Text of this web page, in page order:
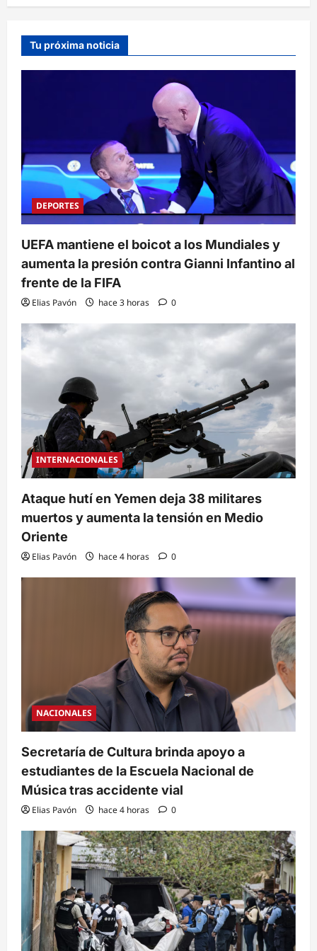
Tu próxima noticia
DEPORTES
UEFA mantiene el boicot a los Mundiales y
aumenta la presión contra Gianni Infantino al
frente de la FIFA
Elias Pavón hace 3 horas 0
INTERNACIONALES
Ataque hutí en Yemen deja 38 militares
muertos y aumenta la tensión en Medio
Oriente
Elias Pavón hace 4 horas 0
NACIONALES
Secretaría de Cultura brinda apoyo a
estudiantes de la Escuela Nacional de
Música tras accidente vial
Elias Pavón hace 4 horas 0